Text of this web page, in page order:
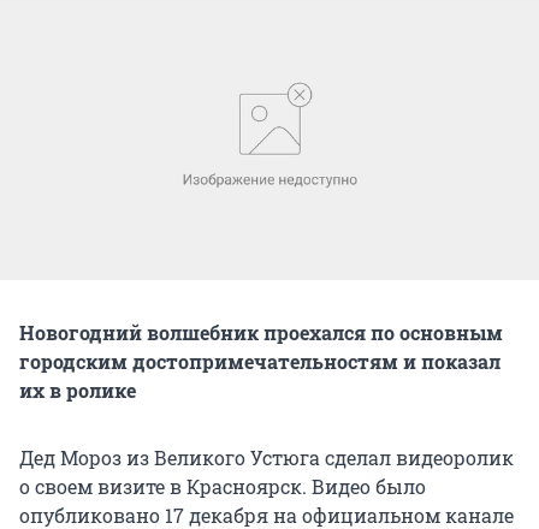
Новогодний волшебник проехался по основным
городским достопримечательностям и показал
их в ролике
Дед Мороз из Великого Устюга сделал видеоролик
о своем визите в Красноярск. Видео было
опубликовано 17 декабря на официальном канале